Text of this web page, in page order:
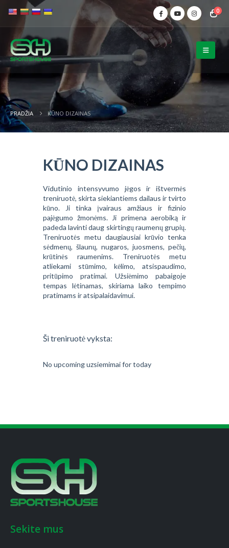
0
PRADŽIA KŪNO DIZAINAS
KŪNO DIZAINAS
Vidutinio intensyvumo jėgos ir ištvermės
treniruotė, skirta siekiantiems dailaus ir tvirto
kūno. Ji tinka įvairaus amžiaus ir fizinio
pajėgumo žmonėms. Ji primena aerobiką ir
padeda lavinti daug skirtingų raumenų grupių.
Treniruotės metu daugiausiai krūvio tenka
sėdmenų, šlaunų, nugaros, juosmens, pečių,
krūtinės raumenims. Treniruotės metu
atliekami stūmimo, kėlimo, atsispaudimo,
pritūpimo pratimai. Užsiėmimo pabaigoje
tempas lėtinamas, skiriama laiko tempimo
pratimams ir atsipalaidavimui.
Ši treniruotė vyksta:
No upcoming uzsiemimai for today
Sekite mus